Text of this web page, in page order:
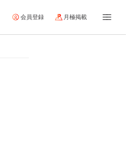
会員登録 月極掲載